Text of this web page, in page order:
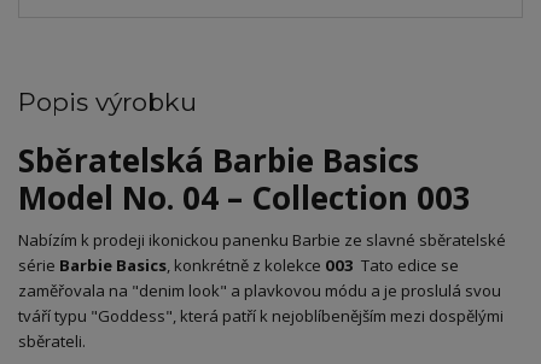
Popis výrobku
Sběratelská Barbie Basics
Model No. 04 – Collection 003
​Nabízím k prodeji ikonickou panenku Barbie ze slavné sběratelské
série Barbie Basics, konkrétně z kolekce 003 Tato edice se
zaměřovala na "denim look" a plavkovou módu a je proslulá svou
tváří typu "Goddess", která patří k nejoblíbenějším mezi dospělými
sběrateli.